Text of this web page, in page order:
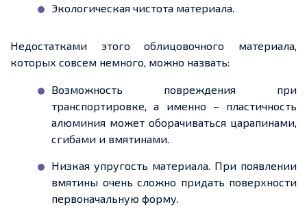
Экологическая чистота материала.
Недостатками этого облицовочного материала,
которых совсем немного, можно назвать:
Возможность повреждения при
транспортировке,а именно – пластичность
алюминия может оборачиваться царапинами,
сгибами и вмятинами.
Низкая упругость материала. При появлении
вмятины очень сложно придать поверхности
первоначальную форму.